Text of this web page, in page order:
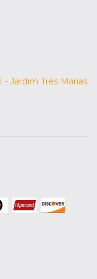
- Jardim Três Marias